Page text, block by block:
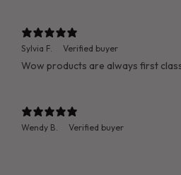
Sylvia F.
Verified buyer
Wow products are always first
Wendy B.
Verified buyer